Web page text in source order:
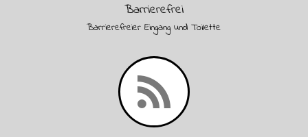
Barrierefrei
Barrierefreier Eingang und Toilette
